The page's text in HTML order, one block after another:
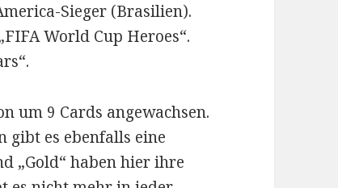
Sieger (Brasilien).
World Cup Heroes“.
um 9 Cards angewachsen.
gibt es ebenfalls eine
„Gold“ haben hier ihre